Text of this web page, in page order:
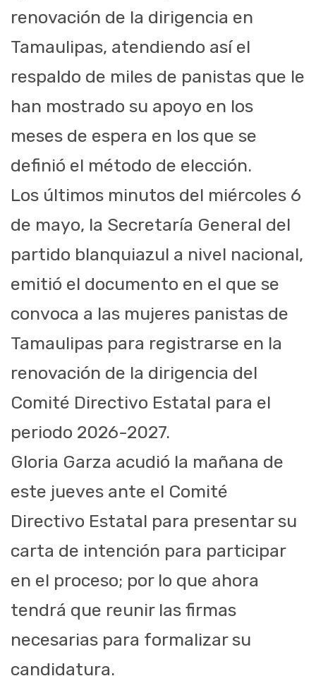
renovación de la dirigencia en
Tamaulipas, atendiendo así el
respaldo de miles de panistas que le
han mostrado su apoyo en los
meses de espera en los que se
definió el método de elección.
Los últimos minutos del miércoles 6
de mayo, la Secretaría General del
partido blanquiazul a nivel nacional,
emitió el documento en el que se
convoca a las mujeres panistas de
Tamaulipas para registrarse en la
renovación de la dirigencia del
Comité Directivo Estatal para el
periodo 2026-2027.
Gloria Garza acudió la mañana de
este jueves ante el Comité
Directivo Estatal para presentar su
carta de intención para participar
en el proceso; por lo que ahora
tendrá que reunir las firmas
necesarias para formalizar su
candidatura.